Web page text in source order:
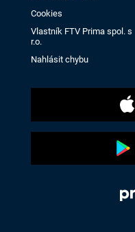
Cookies
Vlastník FTV Prima spol. s
r.o.
Nahlásit chybu